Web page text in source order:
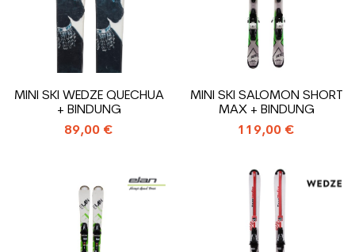
MINI SKI WEDZE QUECHUA
+ BINDUNG
89,00 €
MINI SKI SALOMON SHORT
MAX + BINDUNG
119,00 €